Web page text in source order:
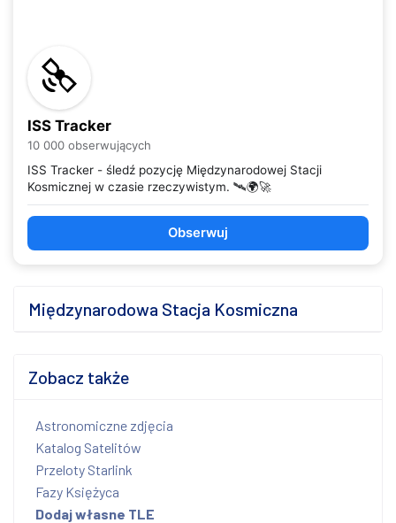
ISS Tracker
10 000 obserwujących
ISS Tracker - śledź pozycję Międzynarodowej Stacji
Kosmicznej w czasie rzeczywistym. 🛰️🌍🚀
Obserwuj
Międzynarodowa Stacja Kosmiczna
Zobacz także
Astronomiczne zdjęcia
Katalog Satelitów
Przeloty Starlink
Fazy Księżyca
Dodaj własne TLE